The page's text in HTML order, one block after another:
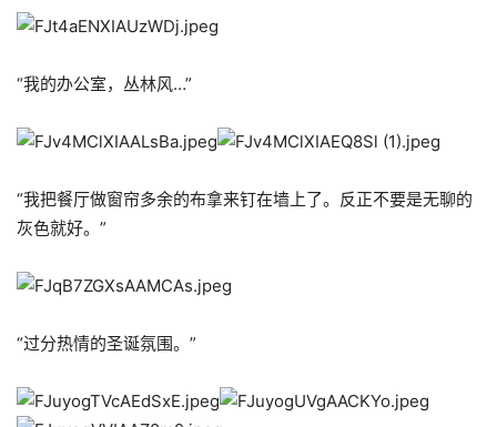
“我的办公室，丛林风…”
“我把餐厅做窗帘多余的布拿来钉在墙上了。反正不要是无聊的
灰色就好。”
“过分热情的圣诞氛围。”